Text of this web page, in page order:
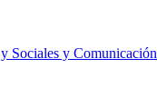
Sociales y Comunicación